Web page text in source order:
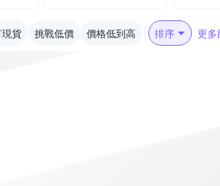
貨 挑戰低價 價格低到高 排序 更多